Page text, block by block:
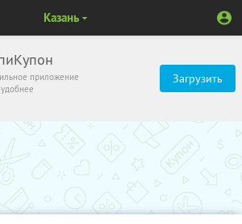
приложение
Загрузить
Казань